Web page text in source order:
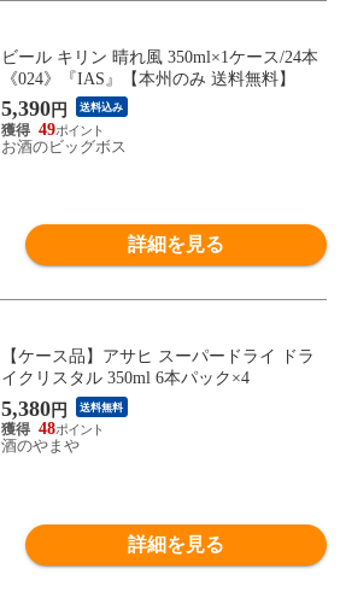
ビール キリン 晴れ風 350ml×1ケース/24本
《024》『IAS』【本州のみ 送料無料】
5,390円 送料込み
49
お酒のビッグボス
詳細を見る
【ケース品】アサヒ スーパードライ ドラ
イクリスタル 350ml 6本パック×4
5,380円 送料無料
48
酒のやまや
詳細を見る